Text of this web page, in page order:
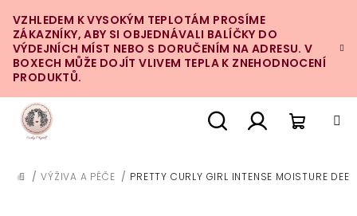
na
obsah
VZHLEDEM K VYSOKÝM TEPLOTÁM PROSÍME
ZÁKAZNÍKY, ABY SI OBJEDNÁVALI BALÍČKY DO
VÝDEJNÍCH MÍST NEBO S DORUČENÍM NA ADRESU. V
BOXECH MŮŽE DOJÍT VLIVEM TEPLA K ZNEHODNOCENÍ
PRODUKTŮ.
DOMŮ
/ VÝŽIVA A PÉČE / PRETTY CURLY GIRL INTENSE MOISTURE